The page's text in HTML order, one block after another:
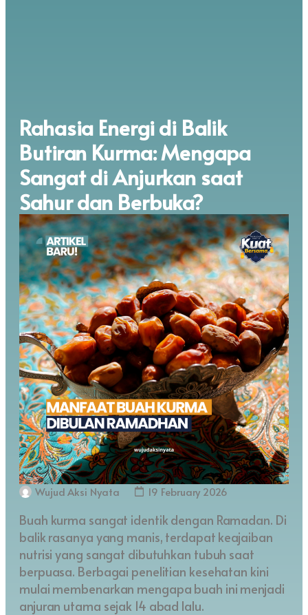
Rahasia Energi di Balik
Butiran Kurma: Mengapa
Sangat di Anjurkan saat
Sahur dan Berbuka?
Wujud Aksi Nyata 19 February 2026
Buah kurma sangat identik dengan Ramadan. Di
balik rasanya yang manis, terdapat keajaiban
nutrisi yang sangat dibutuhkan tubuh saat
berpuasa. Berbagai penelitian kesehatan kini
mulai membenarkan mengapa buah ini menjadi
anjuran utama sejak 14 abad lalu.